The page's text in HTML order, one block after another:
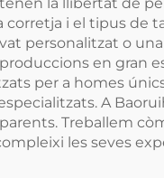
i el tipus de
personalitzat o
en gran
per a homes
A
Treballem
les seves